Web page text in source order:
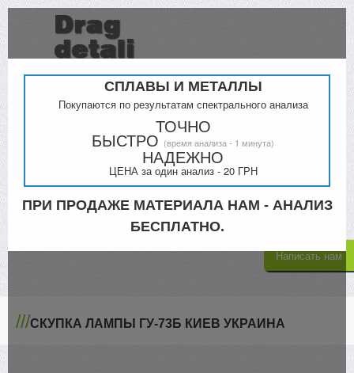
Прайс Контакты
Киев
068-300-5335
063-805-4302
Кременчук
098-000-4879
Написать нам
СПЛАВЫ И МЕТАЛЛЫ
Покупаются по результатам спектрального анализа
ТОЧНО
БЫСТРО (время анализа - 1 минута)
НАДЕЖНО
ЦЕНА за один анализ - 20 ГРН
ПРИ ПРОДАЖЕ МАТЕРИАЛА НАМ - АНАЛИЗ
БЕСПЛАТНО.
///СКУПКА ЛАМПЫ ГУ-73Б КИЕВ УКРАИНА